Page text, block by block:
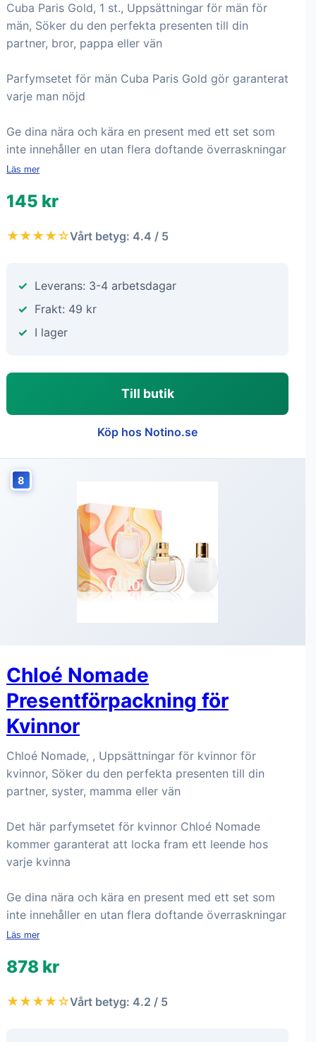
Cuba Paris Gold, 1 st., Uppsättningar för män för
män, Söker du den perfekta presenten till din
partner, bror, pappa eller vän
Parfymsetet för män Cuba Paris Gold gör garanterat
varje man nöjd
Ge dina nära och kära en present med ett set som
inte innehåller en utan flera doftande överraskningar
Läs mer
145 kr
★★★★☆Vårt betyg: 4.4 / 5
Leverans: 3-4 arbetsdagar
Frakt: 49 kr
I lager
Till butik
Köp hos Notino.se
8
Chloé Nomade
Presentförpackning för
Kvinnor
Chloé Nomade, , Uppsättningar för kvinnor för
kvinnor, Söker du den perfekta presenten till din
partner, syster, mamma eller vän
Det här parfymsetet för kvinnor Chloé Nomade
kommer garanterat att locka fram ett leende hos
varje kvinna
Ge dina nära och kära en present med ett set som
inte innehåller en utan flera doftande överraskningar
Läs mer
878 kr
★★★★☆Vårt betyg: 4.2 / 5